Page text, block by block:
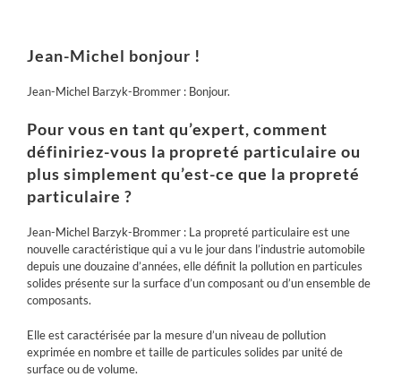
Jean-Michel bonjour !
Jean-Michel Barzyk-Brommer : Bonjour.
Pour vous en tant qu’expert, comment
définiriez-vous la propreté particulaire ou
plus simplement qu’est-ce que la propreté
particulaire ?
Jean-Michel Barzyk-Brommer : La propreté particulaire est une
nouvelle caractéristique qui a vu le jour dans l’industrie automobile
depuis une douzaine d’années, elle définit la pollution en particules
solides présente sur la surface d’un composant ou d’un ensemble de
composants.
Elle est caractérisée par la mesure d’un niveau de pollution
exprimée en nombre et taille de particules solides par unité de
surface ou de volume.